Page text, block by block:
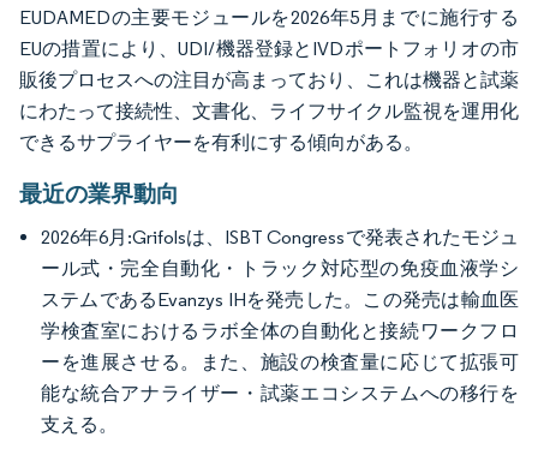
EUDAMEDの主要モジュールを2026年5月までに施行する
EUの措置により、UDI/機器登録とIVDポートフォリオの市
販後プロセスへの注目が高まっており、これは機器と試薬
にわたって接続性、文書化、ライフサイクル監視を運用化
できるサプライヤーを有利にする傾向がある。
最近の業界動向
2026年6月:Grifolsは、ISBT Congressで発表されたモジュ
ール式・完全自動化・トラック対応型の免疫血液学シ
ステムであるEvanzys IHを発売した。この発売は輸血医
学検査室におけるラボ全体の自動化と接続ワークフロ
ーを進展させる。また、施設の検査量に応じて拡張可
能な統合アナライザー・試薬エコシステムへの移行を
支える。